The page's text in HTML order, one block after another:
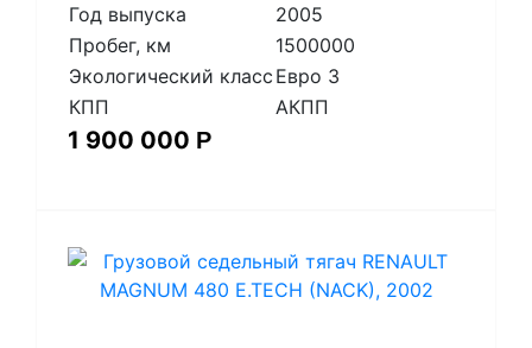
Год выпуска
2005
Пробег, км
1500000
Экологический класс Евро 3
КПП
АКПП
1 900 000 Р